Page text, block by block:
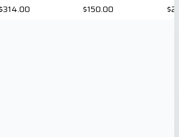
$150.00